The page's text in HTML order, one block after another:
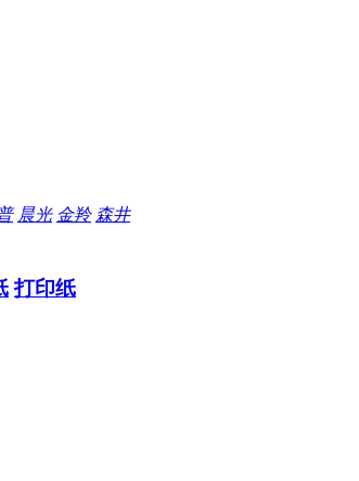
晨光 金羚 森井
打印纸